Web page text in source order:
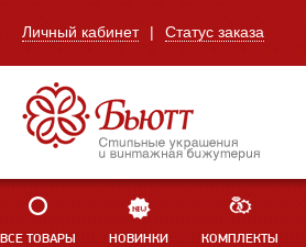
Личный кабинет | Статус заказа
ВСЕ ТОВАРЫ НОВИНКИ КОМПЛЕКТЫ